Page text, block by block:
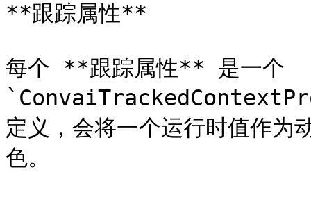
**跟踪属性**
每个 **跟踪属性** 是一个
定义，会将一个运行时值作为
色。